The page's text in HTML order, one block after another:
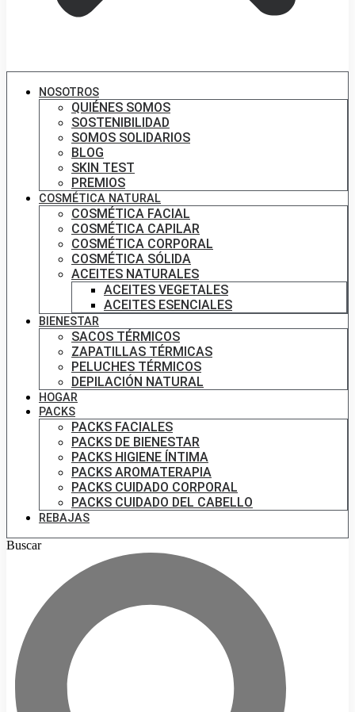
NOSOTROS
QUIÉNES SOMOS
SOSTENIBILIDAD
SOMOS SOLIDARIOS
BLOG
SKIN TEST
PREMIOS
COSMÉTICA NATURAL
COSMÉTICA FACIAL
COSMÉTICA CAPILAR
COSMÉTICA CORPORAL
COSMÉTICA SÓLIDA
ACEITES NATURALES
ACEITES VEGETALES
ACEITES ESENCIALES
BIENESTAR
SACOS TÉRMICOS
ZAPATILLAS TÉRMICAS
PELUCHES TÉRMICOS
DEPILACIÓN NATURAL
HOGAR
PACKS
PACKS FACIALES
PACKS DE BIENESTAR
PACKS HIGIENE ÍNTIMA
PACKS AROMATERAPIA
PACKS CUIDADO CORPORAL
PACKS CUIDADO DEL CABELLO
REBAJAS
Buscar